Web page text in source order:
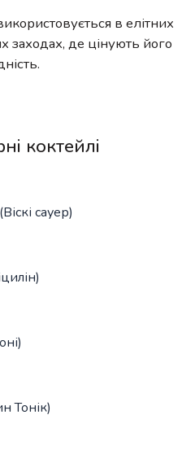
в елітних
заходах, де цінують його
коктейлі
сауер)
Тонік)